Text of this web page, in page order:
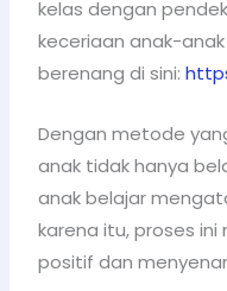
kelas dengan
keceriaan anak-
berenang di sini:
Dengan metode
anak tidak hanya
anak belajar
karena itu, proses
positif dan